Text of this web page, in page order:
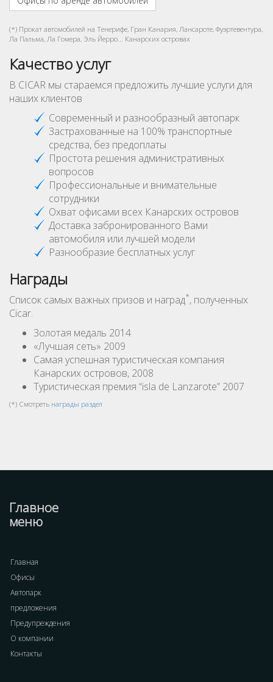
(*) Прокат автомобилей на Тенерифе, Гран Канария, Лансароте, Фуэртевентура,
Ла Пальма, Ла Гомера, Эль Йерро... Канарских островах
Качество услуг
В CICAR мы стараемся предложить лучшие услуги для
наших клиентов
Современный и разнообразный автопарк
Застрахованные на 100% транспортные
средства, без предоплаты
Простота решения административных
вопросов
Профессиональные и внимательные
сотрудники
Охват офисами всех Канарских островов
Доставка забронированного Вами
автомобиля или лучшей модели
Разнообразие бесплатных услуг
Награды
Список самых важных призов и наград*, полученных
Cicar.
Золотая медаль 2014
«Лучшая сеть» 2009
Самая успешная туристическая компания
Канарских островов, 2008
Туристическая премия “isla de Lanzarote” 2007
(*) Смотреть награды раздел
Главное
меню
Главная
Офисы
Автопарк
предложения
Предупреждения
О компании
Контакты